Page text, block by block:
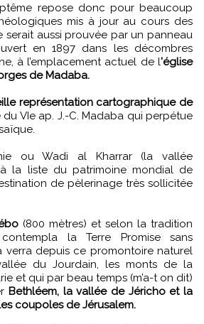
repose donc pour beaucoup
mis à jour au cours des
serait aussi prouvée par un panneau
en 1897 dans les décombres
à l’emplacement actuel de l'église
de Madaba.
représentation cartographique de
VIe ap. J.-C. Madaba qui perpétue
ou Wadi al Kharrar (la vallée
la liste du patrimoine mondial de
de pèlerinage très sollicitée
(800 mètres) et selon la tradition
la Terre Promise sans
verra depuis ce promontoire naturel
du Jourdain, les monts de la
et qui par beau temps (m’a-t on dit)
Bethléem, la vallée de Jéricho et la
coupoles de Jérusalem.